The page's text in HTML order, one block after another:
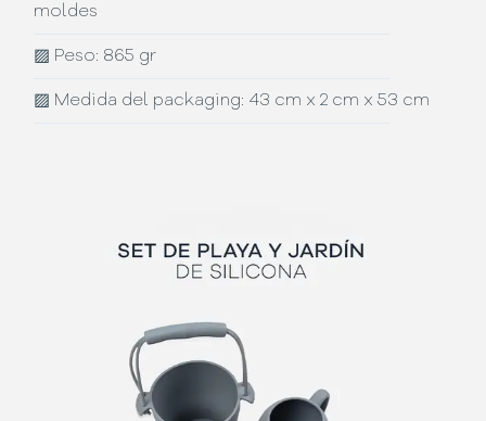
moldes
▨ Peso: 865 gr
▨ Medida del packaging: 43 cm x 2 cm x 53 cm